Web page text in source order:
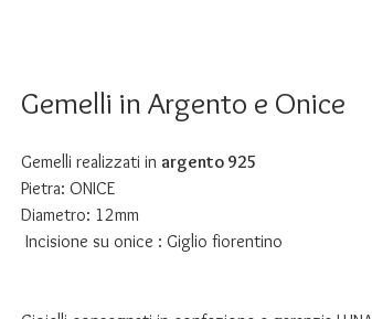
Gemelli in Argento e Onice
Gemelli realizzati in argento 925
Pietra: ONICE
Diametro: 12mm
Incisione su onice : Giglio fiorentino